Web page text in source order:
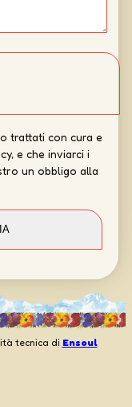
trattati con cura e
e che inviarci i
un obbligo alla
tecnica di Ensoul